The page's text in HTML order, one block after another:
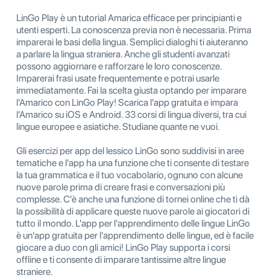
LinGo Play è un tutorial Amarica efficace per principianti e
utenti esperti. La conoscenza previa non è necessaria. Prima
imparerai le basi della lingua. Semplici dialoghi ti aiuteranno
a parlare la lingua straniera. Anche gli studenti avanzati
possono aggiornare e rafforzare le loro conoscenze.
Imparerai frasi usate frequentemente e potrai usarle
immediatamente. Fai la scelta giusta optando per imparare
l'Amarico con LinGo Play! Scarica l'app gratuita e impara
l'Amarico su iOS e Android. 33 corsi di lingua diversi, tra cui
lingue europee e asiatiche. Studiane quante ne vuoi.
Gli esercizi per app del lessico LinGo sono suddivisi in aree
tematiche e l'app ha una funzione che ti consente di testare
la tua grammatica e il tuo vocabolario, ognuno con alcune
nuove parole prima di creare frasi e conversazioni più
complesse. C'è anche una funzione di tornei online che ti dà
la possibilità di applicare queste nuove parole ai giocatori di
tutto il mondo. L'app per l'apprendimento delle lingue LinGo
è un'app gratuita per l'apprendimento delle lingue, ed è facile
giocare a duo con gli amici! LinGo Play supporta i corsi
offline e ti consente di imparare tantissime altre lingue
straniere.